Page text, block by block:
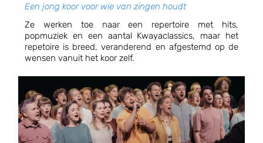
Een jong koor voor wie van zingen houdt
Ze werken toe naar een repertoire met hits,
popmuziek en een aantal Kwayaclassics, maar het
repetoire is breed, veranderend en afgestemd op de
wensen vanuit het koor zelf.